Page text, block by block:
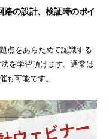
路の設計、検証時のポイ
点をあらためて認識する
を学習頂けます。通常は
も可能です。